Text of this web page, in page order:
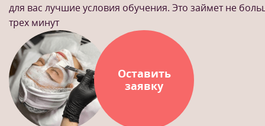
для вас лучшие условия обучения. Это займет не
трех минут
Оставить
заявку